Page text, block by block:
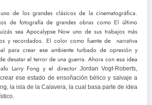
de los grandes clásicos de la cinematográfica.
de fotografía de grandes obras como El último
sea Apocalypse Now uno de sus trabajos más
y recordados. El color como fuente de narrativa
para crear ese ambiente turbado de opresión y
desatar el terror de una guerra. Ahora con esa idea
Larry Fong y el director Jordan Vogt-Roberts,
ese estado de ensoñación bélico y salvaje a
la isla de la Calavera, la cual basa parte de idea